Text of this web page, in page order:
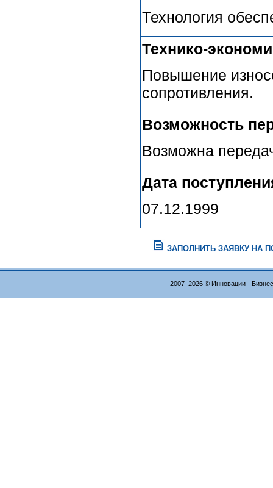
Технология
Технико-
Повышение
сопротивления.
Возможность
Возможна
Дата
07.12.1999
ЗАПОЛНИТЬ ЗАЯВКУ НА
2007–2026 © Инновации -